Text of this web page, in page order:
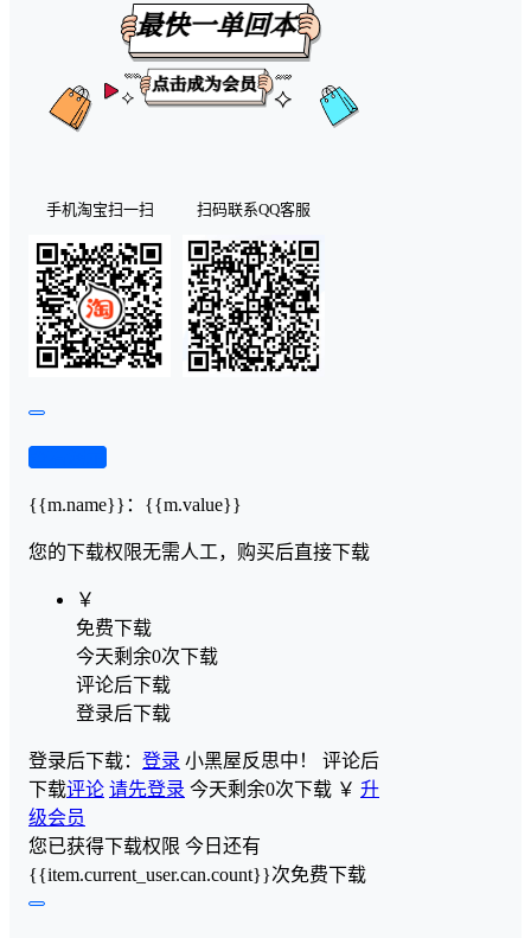
手机淘宝扫一扫 扫码联系QQ客服
{{m.name}} ： {{m.value}}
您的下载权限无需人工，购买后直接下载
￥
免费下载
今天剩余0次下载
评论后下载
登录后下载
登录后下载： 登录 小黑屋反思中！ 评论后
下载评论 请先登录 今天剩余0次下载 ￥ 升
级会员
您已获得下载权限 今日还有
{{item.current_user.can.count}}次免费下载